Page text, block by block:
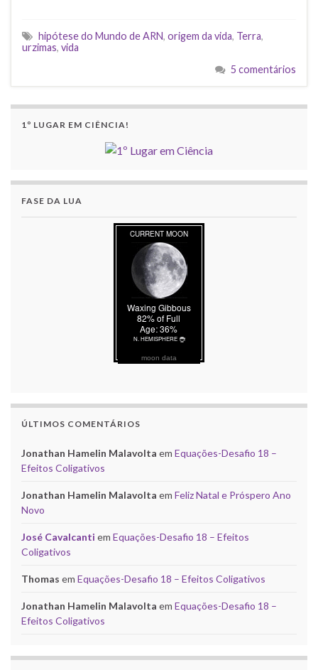
hipótese do Mundo de ARN, origem da vida, Terra,
urzimas, vida
5 comentários
1º LUGAR EM CIÊNCIA!
FASE DA LUA
moon data
ÚLTIMOS COMENTÁRIOS
Jonathan Hamelin Malavolta em Equações-Desafio 18 –
Efeitos Coligativos
Jonathan Hamelin Malavolta em Feliz Natal e Próspero Ano
Novo
José Cavalcanti em Equações-Desafio 18 – Efeitos
Coligativos
Thomas em Equações-Desafio 18 – Efeitos Coligativos
Jonathan Hamelin Malavolta em Equações-Desafio 18 –
Efeitos Coligativos